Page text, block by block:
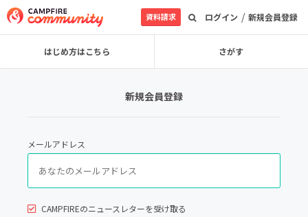
ログイン / 新規会員登録
資料請求
はじめ方はこちら さがす
新規会員登録
メールアドレス
CAMPFIREのニュースレターを受け取る